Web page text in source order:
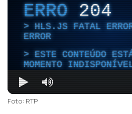
ERRO204
HLS.JS FATAL
ERROR
ESTE CONTEÚDO
MOMENTO
Foto: RTP